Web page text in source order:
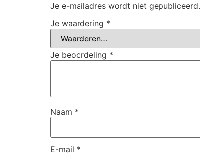
Je e-mailadres wordt niet gepubliceerd.
Je waardering *
Je beoordeling *
Naam *
E-mail *